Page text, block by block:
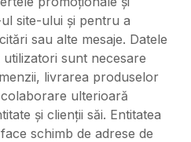
site-ului și pentru a
sau alte mesaje. Datele
sunt necesare
livrarea produselor
ulterioară
și clienții săi. Entitatea
schimb de adrese de